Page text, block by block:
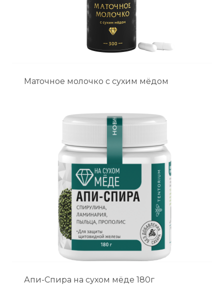
Маточное молочко с сухим мёдом
Апи-Спира на сухом мёде 180г